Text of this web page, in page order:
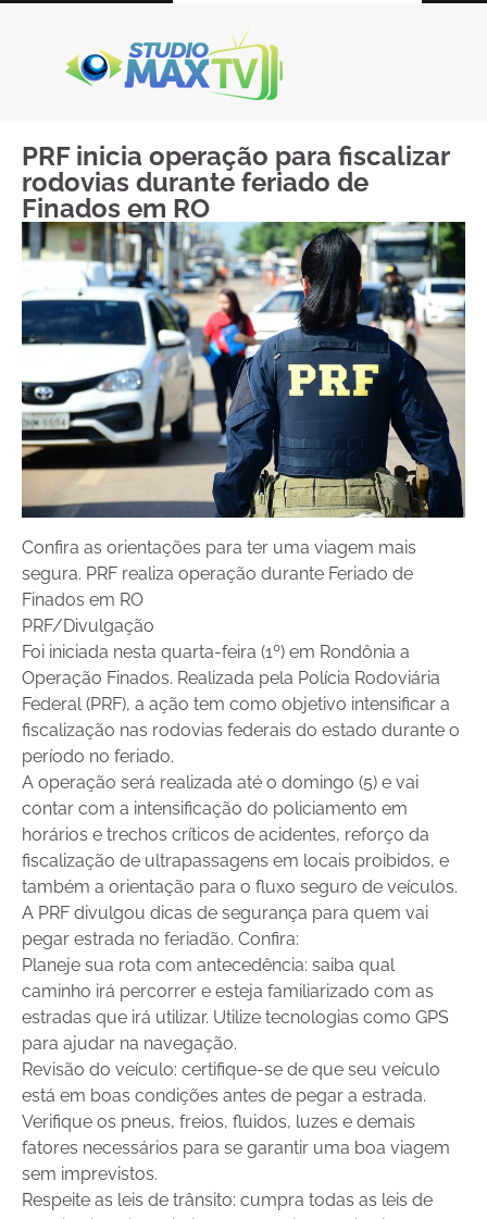
PRF inicia operação para fiscalizar
rodovias durante feriado de
Finados em RO
Confira as orientações para ter uma viagem mais
segura. PRF realiza operação durante Feriado de
Finados em RO
PRF/Divulgação
Foi iniciada nesta quarta-feira (1º) em Rondônia a
Operação Finados. Realizada pela Polícia Rodoviária
Federal (PRF), a ação tem como objetivo intensificar a
fiscalização nas rodovias federais do estado durante o
período no feriado.
A operação será realizada até o domingo (5) e vai
contar com a intensificação do policiamento em
horários e trechos críticos de acidentes, reforço da
fiscalização de ultrapassagens em locais proibidos, e
também a orientação para o fluxo seguro de veículos.
A PRF divulgou dicas de segurança para quem vai
pegar estrada no feriadão. Confira:
Planeje sua rota com antecedência: saiba qual
caminho irá percorrer e esteja familiarizado com as
estradas que irá utilizar. Utilize tecnologias como GPS
para ajudar na navegação.
Revisão do veículo: certifique-se de que seu veículo
está em boas condições antes de pegar a estrada.
Verifique os pneus, freios, fluidos, luzes e demais
fatores necessários para se garantir uma boa viagem
sem imprevistos.
Respeite as leis de trânsito: cumpra todas as leis de